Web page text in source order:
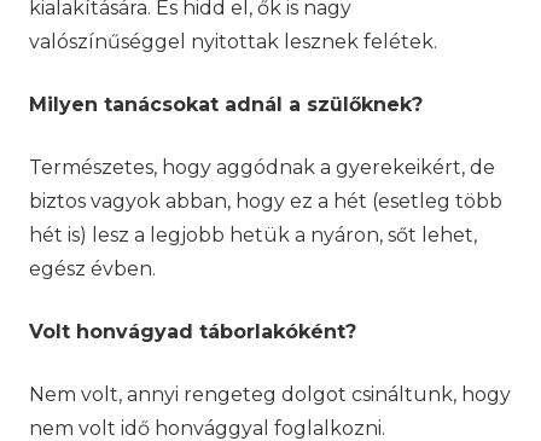
kialakítására. És hidd el, ők is nagy
valószínűséggel nyitottak lesznek felétek.
Milyen tanácsokat adnál a szülőknek?
Természetes, hogy aggódnak a gyerekeikért, de
biztos vagyok abban, hogy ez a hét (esetleg több
hét is) lesz a legjobb hetük a nyáron, sőt lehet,
egész évben.
Volt honvágyad táborlakóként?
Nem volt, annyi rengeteg dolgot csináltunk, hogy
nem volt idő honvággyal foglalkozni.